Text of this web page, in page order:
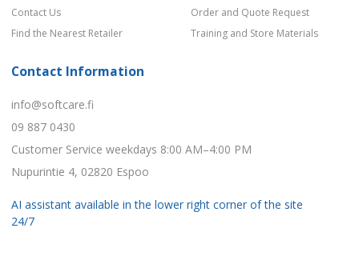
Contact Us
Find the Nearest Retailer
Order and Quote Request
Training and Store Materials
Contact Information
info@softcare.fi
09 887 0430
Customer Service weekdays 8:00 AM–4:00 PM
Nupurintie 4, 02820 Espoo
AI assistant available in the lower right corner of the site
24/7